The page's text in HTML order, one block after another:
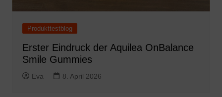
Produkttestblog
Erster Eindruck der Aquilea OnBalance
Smile Gummies
Eva 8. April 2026